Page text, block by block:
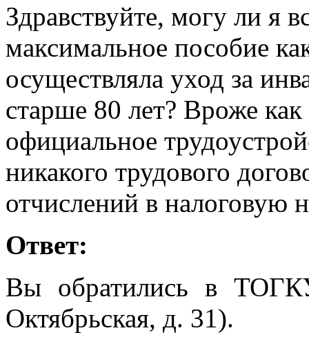
Здравствуйте, могу ли я
максимальное пособие
осуществляла уход за
старше 80 лет? Вроже
официальное
никакого трудового
отчислений в налоговую
Ответ:
Вы обратились в
Октябрьская, д. 31).